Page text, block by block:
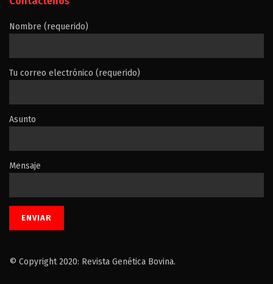
Nombre (requerido)
Tu correo electrónico (requerido)
Asunto
Mensaje
© Copyright 2020: Revista Genética Bovina.